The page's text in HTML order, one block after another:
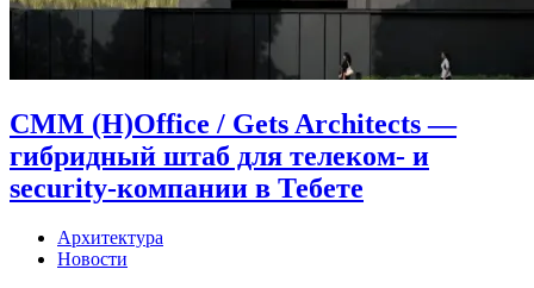
CMM (H)Office / Gets Architects —
гибридный штаб для телеком- и
security-компании в Тебете
Архитектура
Новости